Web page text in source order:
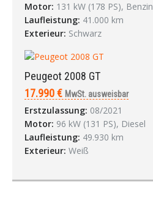
Motor: 131 kW (178 PS), Benzin
Laufleistung: 41.000 km
Exterieur: Schwarz
Peugeot 2008 GT
17.990 € MwSt. ausweisbar
Erstzulassung: 08/2021
Motor: 96 kW (131 PS), Diesel
Laufleistung: 49.930 km
Exterieur: Weiß